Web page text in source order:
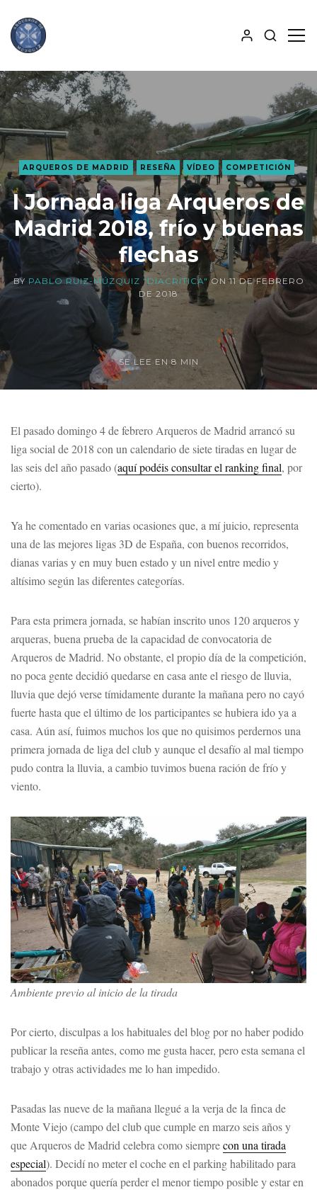
ARQUEROS DE MADRID RESEÑA VÍDEO COMPETICIÓN
I Jornada liga Arqueros de
Madrid 2018, frío y buenas
flechas
BY PABLO RUIZ-MÚZQUIZ "DIACRITICA" ON11 DE FEBRERO
DE 2018
SE LEE EN 8 MIN
El pasado domingo 4 de febrero Arqueros de Madrid arrancó su
liga social de 2018 con un calendario de siete tiradas en lugar de
las seis del año pasado (aquí podéis consultar el ranking final, por
cierto).
Ya he comentado en varias ocasiones que, a mí juicio, representa
una de las mejores ligas 3D de España, con buenos recorridos,
dianas varias y en muy buen estado y un nivel entre medio y
altísimo según las diferentes categorías.
Para esta primera jornada, se habían inscrito unos 120 arqueros y
arqueras, buena prueba de la capacidad de convocatoria de
Arqueros de Madrid. No obstante, el propio día de la competición,
no poca gente decidió quedarse en casa ante el riesgo de lluvia,
lluvia que dejó verse tímidamente durante la mañana pero no cayó
fuerte hasta que el último de los participantes se hubiera ido ya a
casa. Aún así, fuimos muchos los que no quisimos perdernos una
primera jornada de liga del club y aunque el desafío al mal tiempo
pudo contra la lluvia, a cambio tuvimos buena ración de frío y
viento.
Ambiente previo al inicio de la tirada
Por cierto, disculpas a los habituales del blog por no haber podido
publicar la reseña antes, como me gusta hacer, pero esta semana el
trabajo y otras actividades me lo han impedido.
Pasadas las nueve de la mañana llegué a la verja de la finca de
Monte Viejo (campo del club que cumple en marzo seis años y
que Arqueros de Madrid celebra como siemprecon una tirada
especial). Decidí no meter el coche en el parking habilitado para
abonados porque quería perder el menor tiempo posible y estar en